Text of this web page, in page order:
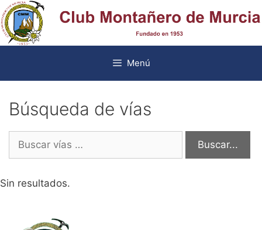
Saltar
al
contenido
Menú
Búsqueda de vías
for:
Sin resultados.